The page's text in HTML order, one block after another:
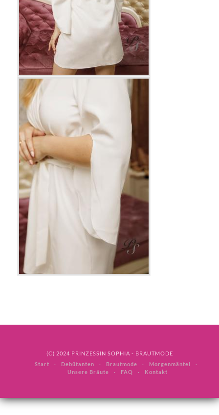
(C) 2024 PRINZESSIN SOPHIA - BRAUTMODE
Start
Debütanten Brautmode
Morgenmäntel
Unsere Bräute
FAQ Kontakt